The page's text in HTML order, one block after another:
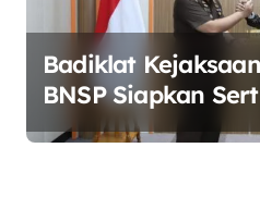
Badiklat
BNSP Siapkan
Jaksa